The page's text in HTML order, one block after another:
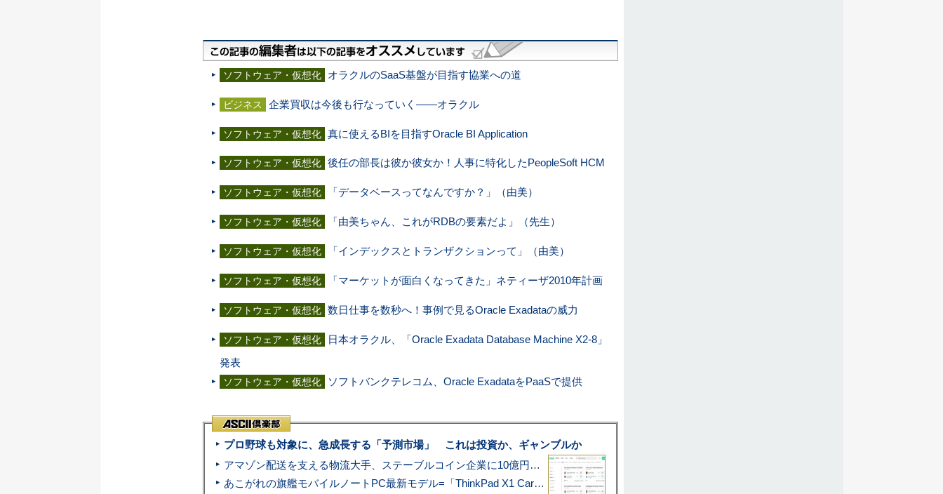
ソフトウェア・仮想化 オラクルのSaaS基盤が目指す協業への道
ビジネス 企業買収は今後も行なっていく――オラクル
ソフトウェア・仮想化 真に使えるBIを目指すOracle BI Application
ソフトウェア・仮想化 後任の部長は彼か彼女か！人事に特化したPeopleSoft HCM
ソフトウェア・仮想化 「データベースってなんですか？」（由美）
ソフトウェア・仮想化 「由美ちゃん、これがRDBの要素だよ」（先生）
ソフトウェア・仮想化 「インデックスとトランザクションって」（由美）
ソフトウェア・仮想化 「マーケットが面白くなってきた」ネティーザ2010年計画
ソフトウェア・仮想化 数日仕事を数秒へ！事例で見るOracle Exadataの威力
ソフトウェア・仮想化
日本オラクル、「Oracle Exadata Database Machine X2-8」
発表
ソフトウェア・仮想化 ソフトバンクテレコム、Oracle ExadataをPaaSで提供
プロ野球も対象に、急成長する「予測市場」 これは投資か、ギャンブルか
アマゾン配送を支える物流大手、ステーブルコイン企業に10億円投資のワケ
あこがれの旗艦モバイルノートPC最新モデル=「ThinkPad X1 Carbon Gen 14 Aura Edition」実機レビュー